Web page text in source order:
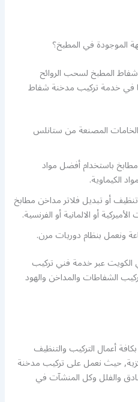
الموجودة في المطبخ؟
المطبخ لسحب الروائح
في خدمة تركيب مدخنة شفاط
المصنعة من ستانلس
باستخدام أفضل مواد
الكيماوية.
أو تبديل فلاتر مداخن مطابخ
أو الالمانية أو الفرنسية.
عبر خدمة فني تركيب
الشفاطات والمداخن والهود
أعمال التركيب والتنظيف
حيث نعمل على تركيب مدخنة
والفلل وكل المنشآت في